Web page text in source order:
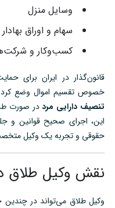
وسایل منزل
سهام و اوراق بهادار
کسب‌وکار و
قانون‌گذار در ایران برای
خصوص تقسیم اموال وضع
تنصیف دارایی مرددر صورت
این، اجرای صحیح قوانین و
حقوقی و تجربه یک وکیل
نقش وکیل طلاق
وکیل طلاق می‌تواند در